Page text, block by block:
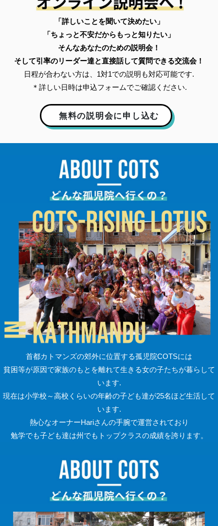
「詳しいことを聞いて決めたい」
「ちょっと不安だからもっと知りたい」
そんなあなたのための説明会！
そして引率のリーダー達と直接話して質問できる交流会！
日程が合わない方は、1対1での説明も対応可能です.
＊詳しい日時は申込フォームでご確認ください.
無料の説明会に申し込む
首都カトマンズの郊外に位置する孤児院COTSには
貧困等が原因で家族のもとを離れて生きる女の子たちが暮らして
います.
現在は小学校～高校くらいの年齢の子ども達が25名ほど生活して
います.
熱心なオーナーHariさんの手腕で運営されており
勉学でも子ども達は州でもトップクラスの成績を誇ります。